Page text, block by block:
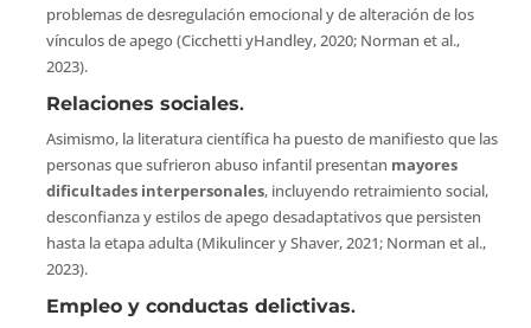
problemas de desregulación emocional y de alteración de los
vínculos de apego (Cicchetti yHandley, 2020; Norman et al.,
2023).
Relaciones sociales.
Asimismo, la literatura científica ha puesto de manifiesto que las
personas que sufrieron abuso infantil presentan mayores
dificultades interpersonales, incluyendo retraimiento social,
desconfianza y estilos de apego desadaptativos que persisten
hasta la etapa adulta (Mikulincer y Shaver, 2021; Norman et al.,
2023).
Empleo y conductas delictivas.